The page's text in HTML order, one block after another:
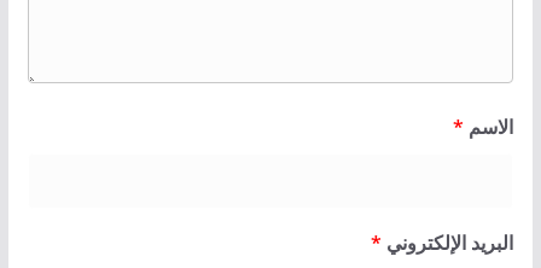
الاسم *
البريد الإلكتروني *